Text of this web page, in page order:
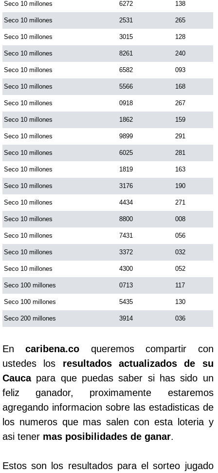
Seco 10 millones 6272 138
Seco 10 millones 2531 265
Seco 10 millones 3015 128
Seco 10 millones 8261 240
Seco 10 millones 6582 093
Seco 10 millones 5566 168
Seco 10 millones 0918 267
Seco 10 millones 1862 159
Seco 10 millones 9899 291
Seco 10 millones 6025 281
Seco 10 millones 1819 163
Seco 10 millones 3176 190
Seco 10 millones 4434 271
Seco 10 millones 8800 008
Seco 10 millones 7431 056
Seco 10 millones 3372 032
Seco 10 millones 4300 052
Seco 100 millones 0713 117
Seco 100 millones 5435 130
Seco 200 millones 3914 036
Encaribena.co queremos compartir con
ustedes los resultados actualizados de su
Caucapara que puedas saber si has sido un
feliz ganador, proximamente estaremos
agregando informacion sobre las estadisticas de
los numeros que mas salen con esta loteria y
asi tener mas posibilidades de ganar.
Estos son los resultados para el sorteo jugado